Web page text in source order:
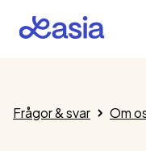
Frågor & svar Om